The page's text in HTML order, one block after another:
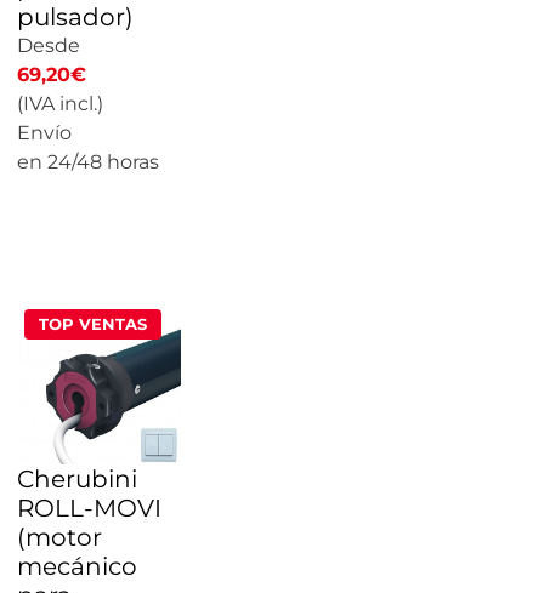
pulsador)
Desde
69,20€
(IVA incl.)
Envío
en 24/48 horas
TOP VENTAS
Cherubini
ROLL-MOVI
(motor
mecánico